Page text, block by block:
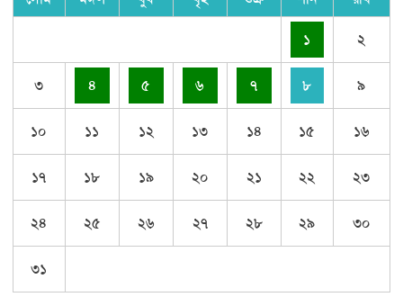
১ ২
৩ ৪ ৫ ৬ ৭ ৮ ৯
১০ ১১ ১২ ১৩ ১৪ ১৫ ১৬
১৭ ১৮ ১৯ ২০ ২১ ২২ ২৩
২৪ ২৫ ২৬ ২৭ ২৮ ২৯ ৩০
৩১